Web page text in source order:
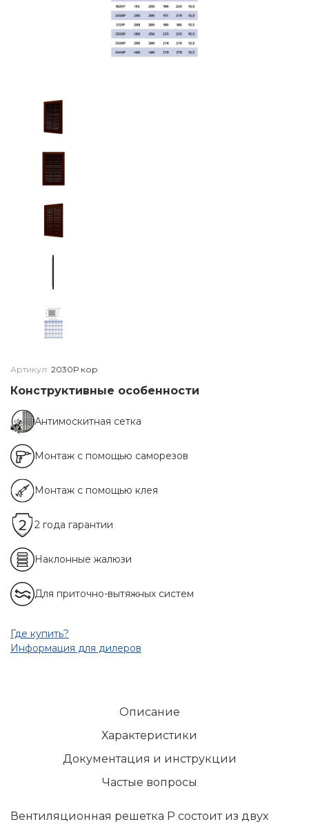
Артикул: 2030Р кор
Конструктивные особенности
Антимоскитная сетка
Монтаж с помощью саморезов
Монтаж с помощью клея
2 года гарантии
Наклонные жалюзи
Для приточно-вытяжных систем
Где купить?
Информация для дилеров
Описание
Характеристики
Документация и инструкции
Частые вопросы
Вентиляционная решетка Р состоит из двух